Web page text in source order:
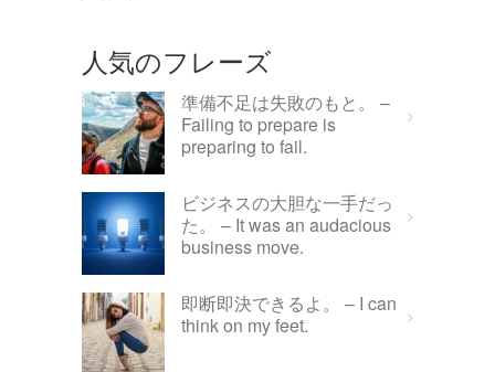
人気のフレーズ
準備不足は失敗のもと。 –
Failing to prepare is
preparing to fail.
ビジネスの大胆な一手だっ
た。 – It was an audacious
business move.
即断即決できるよ。 – I can
think on my feet.